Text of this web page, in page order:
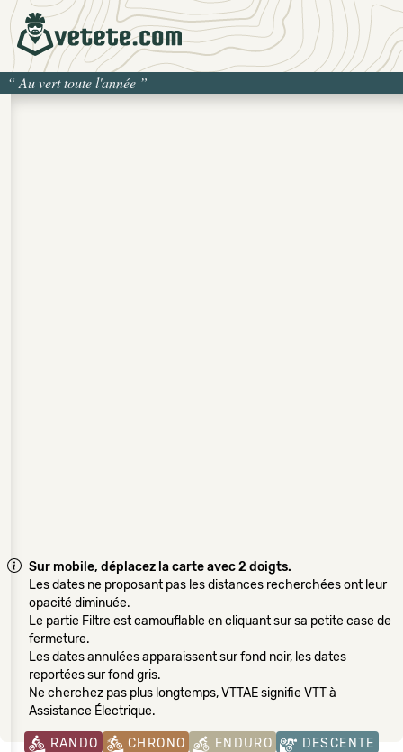
“ Au vert toute l'année ”
Sur mobile, déplacez la carte avec 2 doigts.
Les dates ne proposant pas les distances recherchées ont leur
opacité diminuée.
Le partie Filtre est camouflable en cliquant sur sa petite case de
fermeture.
Les dates annulées apparaissent sur fond noir, les dates
reportées sur fond gris.
Ne cherchez pas plus longtemps, VTTAE signifie VTT à
Assistance Électrique.
RANDO CHRONO ENDURO
DESCENTE